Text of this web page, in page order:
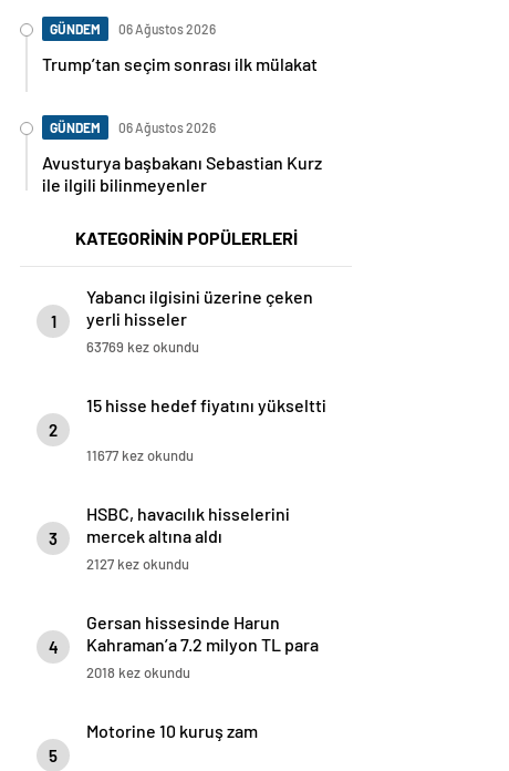
GÜNDEM 06 Ağustos 2026
Trump’tan seçim sonrası ilk mülakat
GÜNDEM 06 Ağustos 2026
Avusturya başbakanı Sebastian Kurz
ile ilgili bilinmeyenler
KATEGORİNİN POPÜLERLERİ
1
Yabancı ilgisini üzerine çeken
yerli hisseler
63769 kez okundu
2
15 hisse hedef fiyatını yükseltti
11677 kez okundu
3
HSBC, havacılık hisselerini
mercek altına aldı
2127 kez okundu
4
Gersan hissesinde Harun
Kahraman’a 7.2 milyon TL para
cezası
2018 kez okundu
5
Motorine 10 kuruş zam